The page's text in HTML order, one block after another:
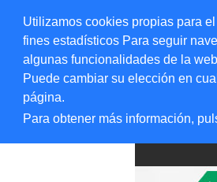
Utilizamos cookies propias para
fines estadísticos Para seguir
algunas funcionalidades de la
Puede cambiar su elección en
página.
Para obtener más información,